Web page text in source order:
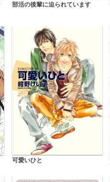
部活の後輩に迫られています
可愛いひと